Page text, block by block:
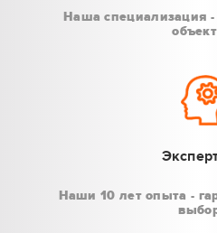
Наша специализация
Наши 10 лет опыта -